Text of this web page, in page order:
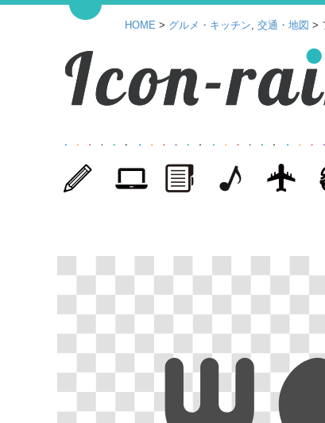
HOME > グルメ・キッチン, 交通・地図 >